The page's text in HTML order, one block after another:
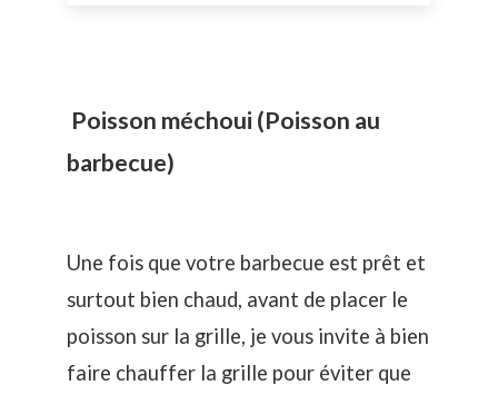
Poisson méchoui (Poisson au
barbecue)
Une fois que votre barbecue est prêt et
surtout bien chaud, avant de placer le
poisson sur la grille, je vous invite à bien
faire chauffer la grille pour éviter que